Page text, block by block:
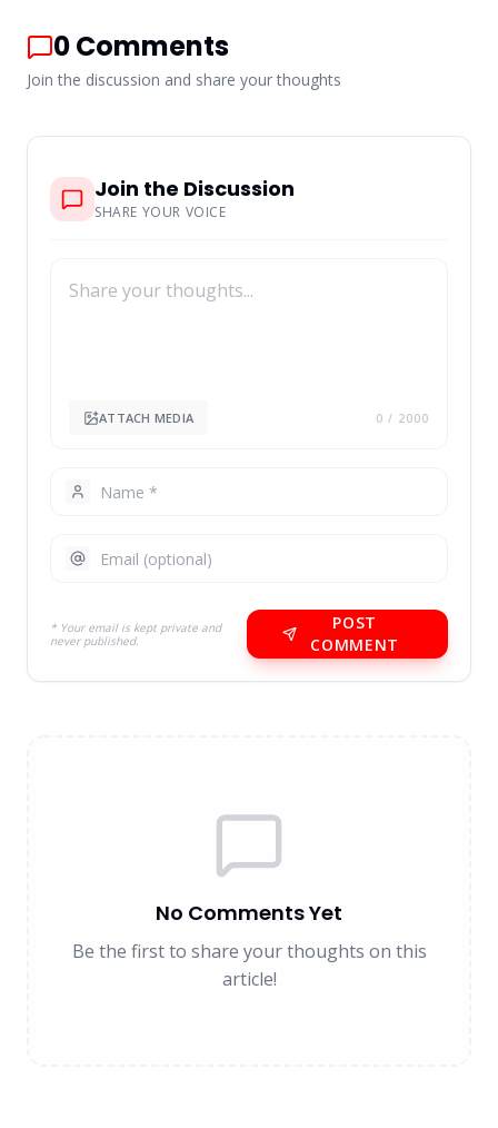
0Comments
Join the discussion and share your thoughts
Join the Discussion
SHARE YOUR VOICE
ATTACH MEDIA 0 / 2000
* Your email is kept private and
never published.
POST
COMMENT
No Comments Yet
Be the first to share your thoughts on this
article!